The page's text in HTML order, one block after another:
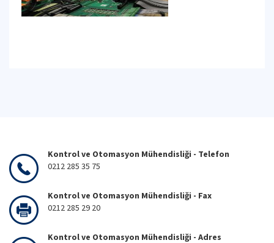
Kontrol ve Otomasyon Mühendisliği - Telefon
0212 285 35 75
Kontrol ve Otomasyon Mühendisliği - Fax
0212 285 29 20
Kontrol ve Otomasyon Mühendisliği - Adres